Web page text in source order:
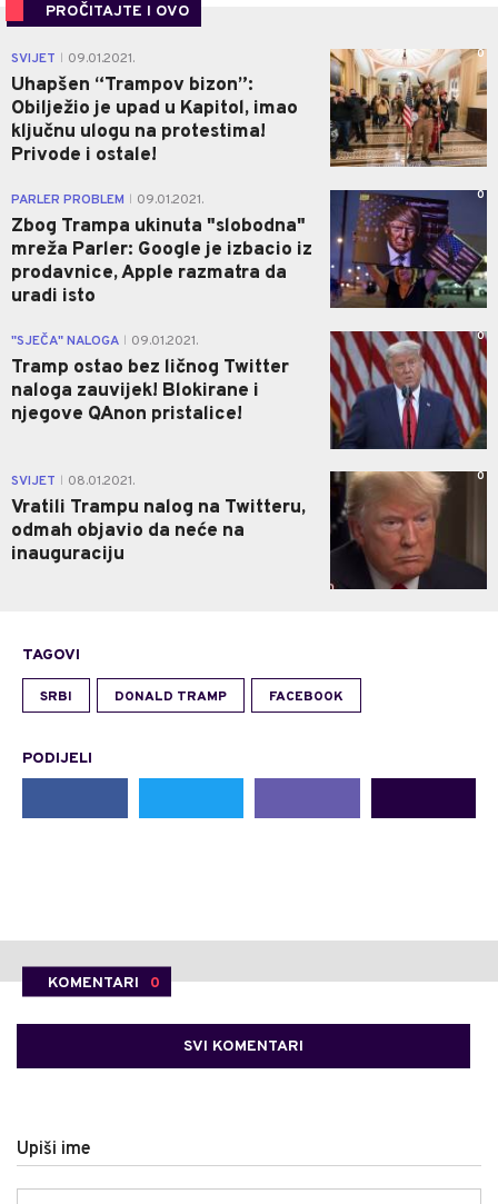
PROČITAJTE I OVO
SVIJET 09.01.2021.
Uhapšen “Trampov bizon”:
Obilježio je upad u Kapitol, imao
ključnu ulogu na protestima!
Privode i ostale!
0
PARLER PROBLEM 09.01.2021.
Zbog Trampa ukinuta "slobodna"
mreža Parler: Google je izbacio iz
prodavnice, Apple razmatra da
uradi isto
0
"SJEČA" NALOGA 09.01.2021.
Tramp ostao bez ličnog Twitter
naloga zauvijek! Blokirane i
njegove QAnon pristalice!
0
SVIJET 08.01.2021.
Vratili Trampu nalog na Twitteru,
odmah objavio da neće na
inauguraciju
0
TAGOVI
SRBI DONALD TRAMP FACEBOOK
PODIJELI
KOMENTARI 0
SVI KOMENTARI
Upiši ime